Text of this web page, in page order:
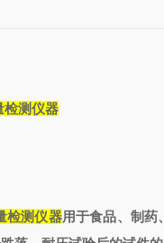
检测仪器
检测仪器用于食品、制药